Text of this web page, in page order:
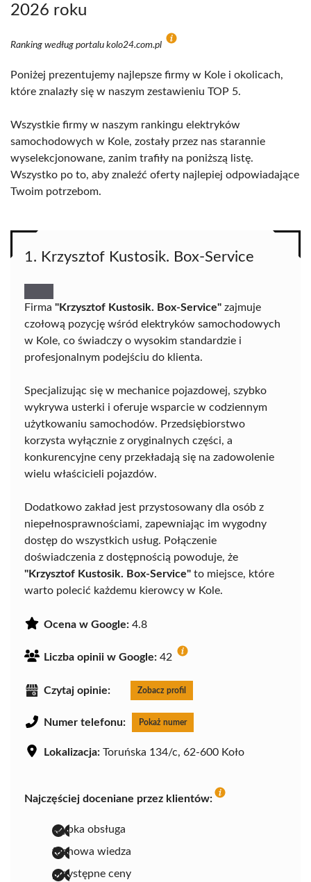
2026 roku
Ranking według portalu kolo24.com.pl
Poniżej prezentujemy najlepsze firmy w Kole i okolicach,
które znalazły się w naszym zestawieniu TOP 5.
Wszystkie firmy w naszym rankingu elektryków
samochodowych w Kole, zostały przez nas starannie
wyselekcjonowane, zanim trafiły na poniższą listę.
Wszystko po to, aby znaleźć oferty najlepiej odpowiadające
Twoim potrzebom.
1. Krzysztof Kustosik. Box-Service
Firma "Krzysztof Kustosik. Box-Service" zajmuje
czołową pozycję wśród elektryków samochodowych
w Kole, co świadczy o wysokim standardzie i
profesjonalnym podejściu do klienta.
Specjalizując się w mechanice pojazdowej, szybko
wykrywa usterki i oferuje wsparcie w codziennym
użytkowaniu samochodów. Przedsiębiorstwo
korzysta wyłącznie z oryginalnych części, a
konkurencyjne ceny przekładają się na zadowolenie
wielu właścicieli pojazdów.
Dodatkowo zakład jest przystosowany dla osób z
niepełnosprawnościami, zapewniając im wygodny
dostęp do wszystkich usług. Połączenie
doświadczenia z dostępnością powoduje, że
"Krzysztof Kustosik. Box-Service" to miejsce, które
warto polecić każdemu kierowcy w Kole.
Ocena w Google: 4.8
Liczba opinii w Google: 42
Czytaj opinie: Zobacz profil
Numer telefonu: Pokaż numer
Lokalizacja: Toruńska 134/c, 62-600 Koło
Najczęściej doceniane przez klientów:
szybka obsługa
fachowa wiedza
przystępne ceny